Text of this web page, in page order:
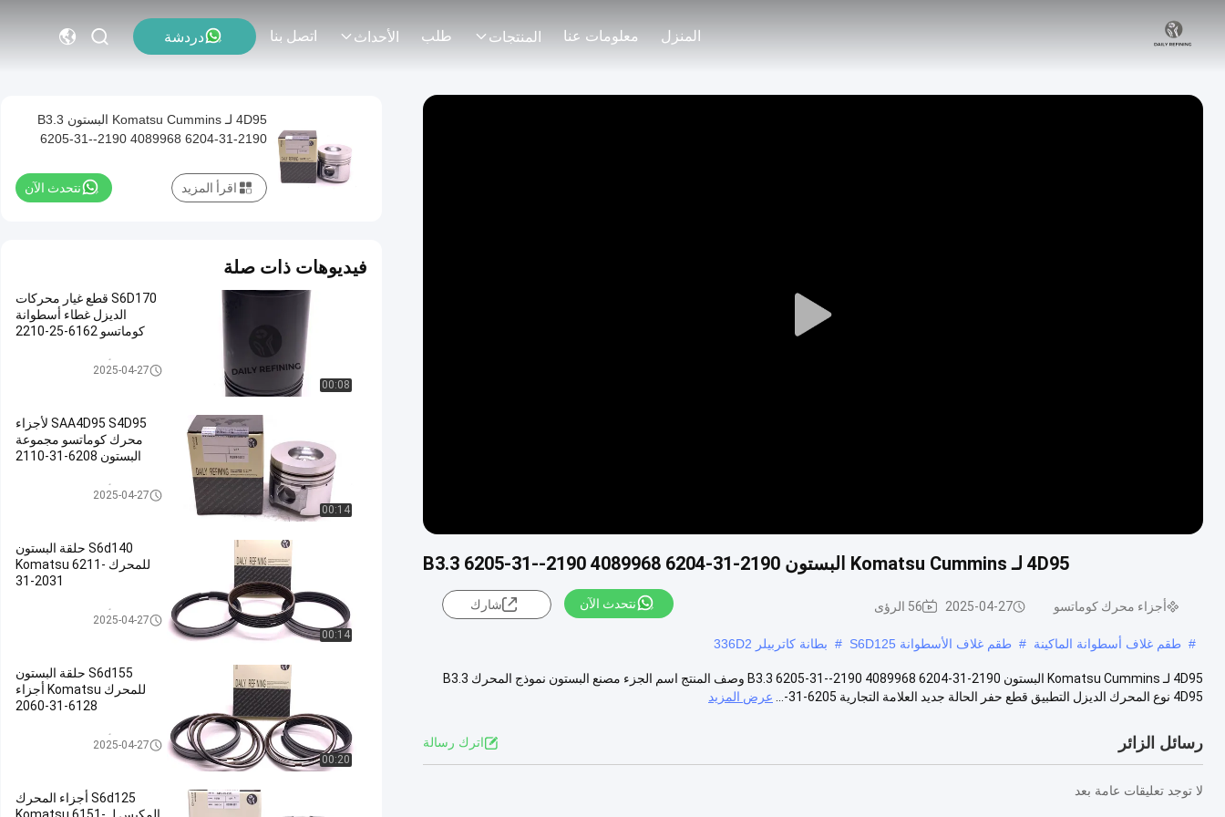
المنزل معلومات عنا المنتجات طلب الأحداث اتصل بنا دردشة
Play
4D95 لـ Komatsu Cummins البستون B3.3 6205-31--2190 4089968 6204-31-2190
أجزاء محرك كوماتسو 2025-04-27 56 الرؤى نتحدث الآن شارك
# طقم غلاف أسطوانة الماكينة # طقم غلاف الأسطوانة S6D125 # بطانة كاتربيلر 336D2
4D95 لـ Komatsu Cummins البستون B3.3 6205-31--2190 4089968 6204-31-2190 وصف المنتج اسم الجزء مصنع البستون نموذج المحرك B3.3
4D95 نوع المحرك الديزل التطبيق قطع حفر الحالة جديد العلامة التجارية 6205-31-...
عرض المزيد
رسائل الزائر اترك رسالة
لا توجد تعليقات عامة بعد
4D95 لـ Komatsu Cummins البستون B3.3
6205-31--2190 4089968 6204-31-2190
نتحدث الآن اقرأ المزيد
فيديوهات ذات صلة
00:08
S6D170 قطع غيار محركات
الديزل غطاء أسطوانة
كوماتسو 6162-25-2210
أجزاء محرك كوماتسو2025-04-27
00:14
SAA4D95 S4D95 لأجزاء
محرك كوماتسو مجموعة
البستون 6208-31-2110
أجزاء محرك كوماتسو2025-04-27
00:14
S6d140 حلقة البستون
للمحرك Komatsu 6211-
31-2031
أجزاء محرك كوماتسو2025-04-27
00:20
S6d155 حلقة البستون
للمحرك Komatsu أجزاء
6128-31-2060
أجزاء محرك كوماتسو2025-04-27
S6d125 أجزاء المحرك